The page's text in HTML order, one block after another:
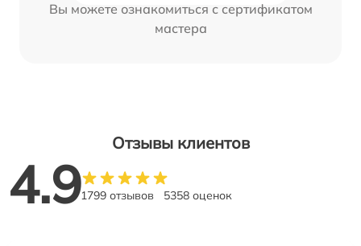
Вы можете ознакомиться с сертификатом
мастера
Отзывы клиентов
4.91799 отзывов 5358 оценок